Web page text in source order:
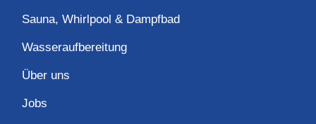
Sauna, Whirlpool & Dampfbad
Wasseraufbereitung
Über uns
Jobs